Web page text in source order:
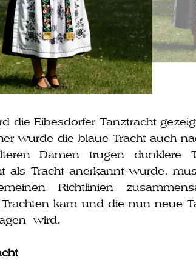
die Eibesdorfer Tanztracht
wur­de die blaue Tracht auch
Damen tru­gen dunk­le­re
als Tracht aner­kannt wur­de,
Richtlinien
Trachten kam und die nun neue
wird.